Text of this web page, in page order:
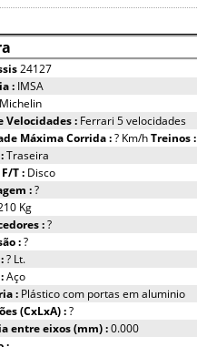
24127
: IMSA
Michelin
Velocidades : Ferrari 5 velocidades
Máxima Corrida :? Km/hTreinos :
Traseira
T : Disco
:?
Kg
:?
:?
? Lt.
Aço
: Plástico com portas em aluminio
(CxLxA) :?
entre eixos (mm) :0.000